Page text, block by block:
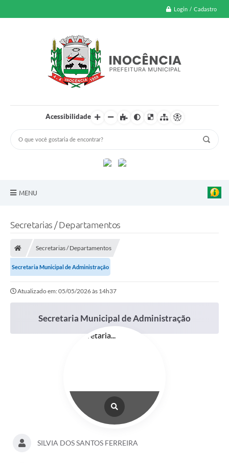
Login / Cadastro
Acessibilidade
MENU
Transparência Pública
Notícias
Diário Oficial
Secretarias / Departamentos
Secretarias / Departamentos
Secretaria Municipal de Administração
Atualizado em: 05/05/2026 às 14h37
Secretaria Municipal de Administração
SILVIA DOS SANTOS FERREIRA